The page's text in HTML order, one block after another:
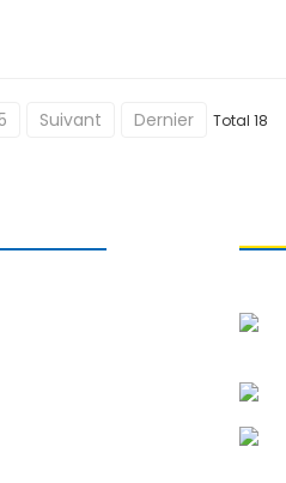
Suivant Dernier Total 18